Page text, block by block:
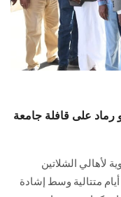
رماد على قافلة جامعة
لأهالي الشلاتين
متتالية وسط إشادة